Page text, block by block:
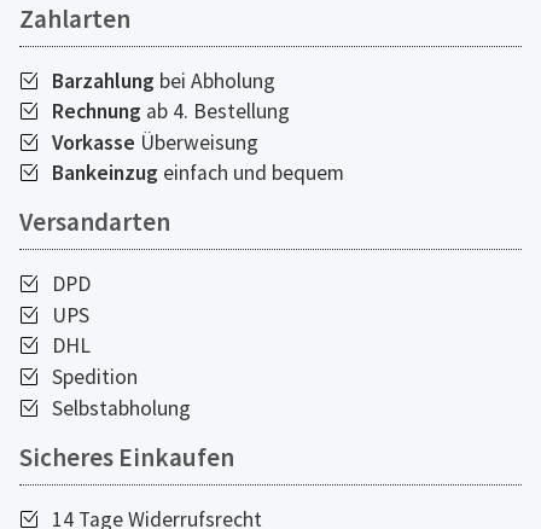
Zahlarten
Barzahlung bei Abholung
Rechnung ab 4. Bestellung
Vorkasse Überweisung
Bankeinzug einfach und bequem
Versandarten
DPD
UPS
DHL
Spedition
Selbstabholung
Sicheres Einkaufen
14 Tage Widerrufsrecht